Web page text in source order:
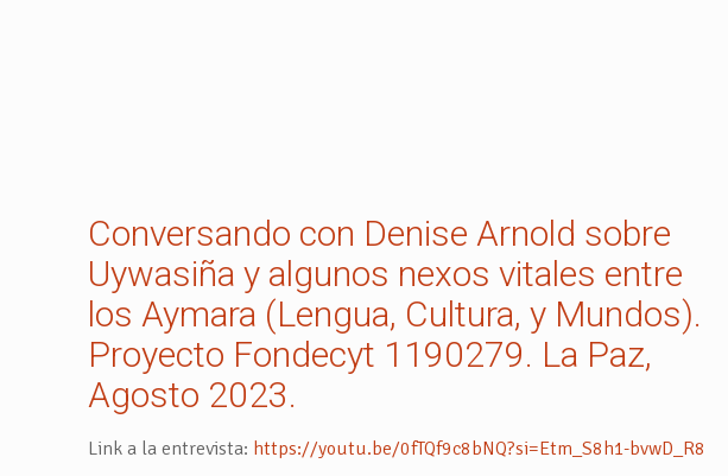
Conversando con Denise Arnold sobre
Uywasiña y algunos nexos vitales entre
los Aymara (Lengua, Cultura, y Mundos).
Proyecto Fondecyt 1190279. La Paz,
Agosto 2023.
Link a la entrevista: https://youtu.be/0fTQf9c8bNQ?si=Etm_S8h1-bvwD_R8